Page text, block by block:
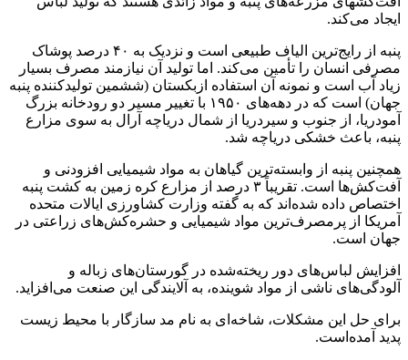
ایجاد می‌کند.
پنبه از رایج‌ترین الیاف طبیعی است و نزدیک به ۴۰ درصد پوشاک
مصرفی انسان را تأمین می‌کند. اما تولید آن نیازمند مصرف بسیار
زیاد آب است و نمونه آن استفاده ازبکستان (ششمین تولیدکننده پنبه
جهان) است که در دهه‌های ۱۹۵۰ با تغییر مسیر دو رودخانه بزرگ
آمودریا، از جنوب و سیردریا از شمال دریاچه آرال به سوی مزارع
پنبه، باعث خشکی دریاچه شد.
همچنین پنبه از وابسته‌ترین گیاهان به مواد شیمیایی افزودنی و
آفت‌کش‌ها است. تقریباً ۳ درصد از مزارع کره زمین به کشت پنبه
اختصاص داده شده‌اند که به گفته وزارت کشاورزی ایالات متحده
آمریکا از پرمصرف‌ترین مواد شیمیایی و حشره‌کش‌های زراعتی در
جهان است.
افزایش لباس‌های دور ریخته‌شده در گورستان‌های زباله و
آلودگی‌های ناشی از مواد شوینده، به آلایندگی این صنعت می‌افزاید.
برای حل این مشکلات، شاخه‌ای به نام مد سازگار با محیط زیست
پدید آمده‌است.